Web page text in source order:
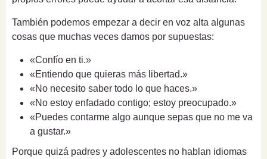
También podemos empezar a decir en voz alta algunas
cosas que muchas veces damos por supuestas:
«Confío en ti.»
«Entiendo que quieras más libertad.»
«No necesito saber todo lo que haces.»
«No estoy enfadado contigo; estoy preocupado.»
«Puedes contarme algo aunque sepas que no me va
a gustar.»
Porque quizá padres y adolescentes no hablan idiomas